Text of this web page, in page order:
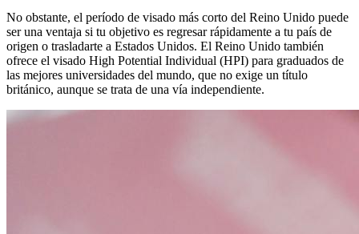
No obstante, el período de visado más corto del Reino Unido puede
ser una ventaja si tu objetivo es regresar rápidamente a tu país de
origen o trasladarte a Estados Unidos. El Reino Unido también
ofrece el visado High Potential Individual (HPI) para graduados de
las mejores universidades del mundo, que no exige un título
británico, aunque se trata de una vía independiente.